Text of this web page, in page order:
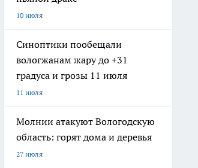
10 июля
Синоптики пообещали
вологжанам жару до +31
градуса и грозы 11 июля
11 июля
Молнии атакуют Вологодскую
область: горят дома и деревья
27 июля